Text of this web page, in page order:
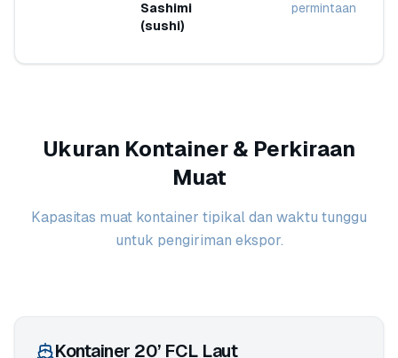
Sashimi
(sushi)
permintaan
Ukuran Kontainer & Perkiraan
Muat
Kapasitas muat kontainer tipikal dan waktu tunggu
untuk pengiriman ekspor.
Kontainer 20’ FCL Laut